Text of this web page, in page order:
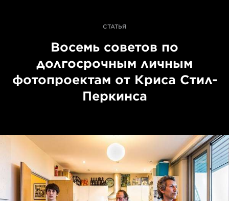
СТАТЬЯ
Восемь советов по
долгосрочным личным
фотопроектам от Криса Стил-
Перкинса